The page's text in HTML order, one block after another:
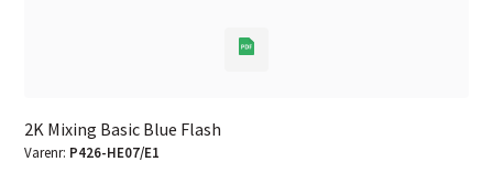
2K Mixing Basic Blue Flash
Varenr: P426-HE07/E1